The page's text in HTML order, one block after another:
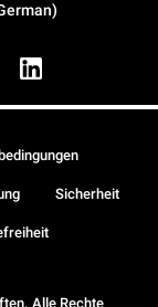
Alle Rechte
Sicherheit